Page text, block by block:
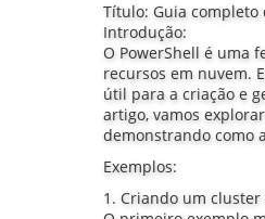
Título: Guia completo
Introdução:
O PowerShell é uma
recursos em nuvem.
útil para a criação e
artigo, vamos
demonstrando como
Exemplos:
1. Criando um cluster